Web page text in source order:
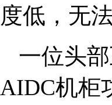
度低，无
一位头
AIDC机柜